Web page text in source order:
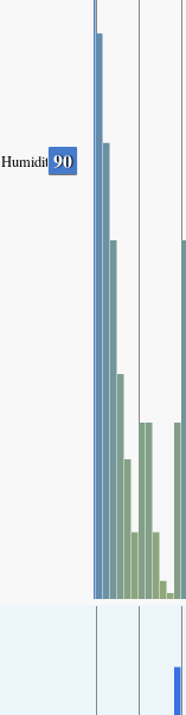
Humidity90